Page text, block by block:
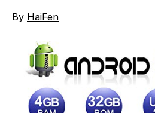
By HaiFen